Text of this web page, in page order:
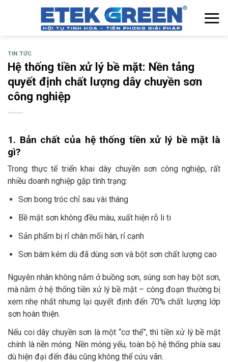
TIN TỨC
Hệ thống tiền xử lý bề mặt: Nền tảng
quyết định chất lượng dây chuyền sơn
công nghiệp
1. Bản chất của hệ thống tiền xử lý bề mặt là
gì?
Trong thực tế triển khai dây chuyền sơn công nghiệp, rất
nhiều doanh nghiệp gặp tình trạng:
Sơn bong tróc chỉ sau vài tháng
Bề mặt sơn không đều màu, xuất hiện rỗ li ti
Sản phẩm bị rỉ chân mối hàn, rỉ cạnh
Sơn bám kém dù đã dùng sơn và bột sơn chất lượng cao
Nguyên nhân không nằm ở buồng sơn, súng sơn hay bột sơn,
mà nằm ở hệ thống tiền xử lý bề mặt – công đoạn thường bị
xem nhẹ nhất nhưng lại quyết định đến 70% chất lượng lớp
sơn hoàn thiện.
Nếu coi dây chuyền sơn là một “cơ thể”, thì tiền xử lý bề mặt
chính là nền móng. Nền móng yếu, toàn bộ hệ thống phía sau
dù hiện đại đến đâu cũng không thể cứu vãn.